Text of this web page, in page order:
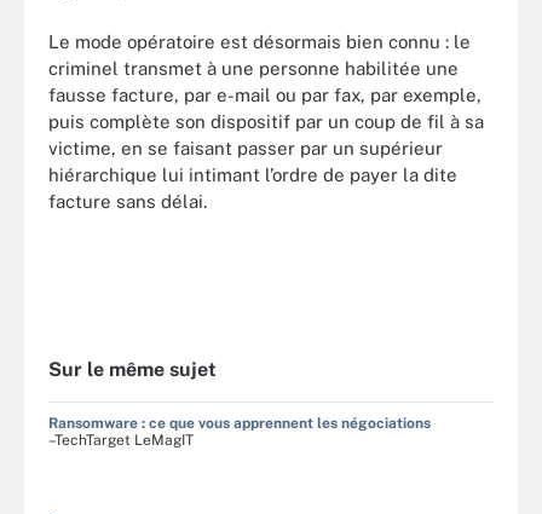
Le mode opératoire est désormais bien connu : le
criminel transmet à une personne habilitée une
fausse facture, par e-mail ou par fax, par exemple,
puis complète son dispositif par un coup de fil à sa
victime, en se faisant passer par un supérieur
hiérarchique lui intimant l’ordre de payer la dite
facture sans délai.
Sur le même sujet
Ransomware : ce que vous apprennent les négociations
–TechTarget LeMagIT